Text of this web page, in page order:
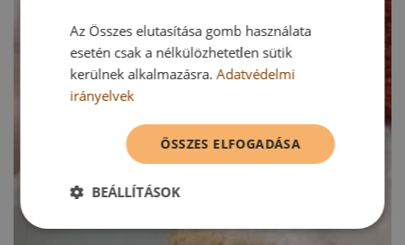
Az Összes elutasítása gomb használata
esetén csak a nélkülözhetetlen sütik
kerülnek alkalmazásra.Adatvédelmi
irányelvek
ÖSSZES ELFOGADÁSA
BEÁLLÍTÁSOK